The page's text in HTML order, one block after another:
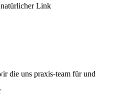
natürlicher Link
die uns praxis-team für und